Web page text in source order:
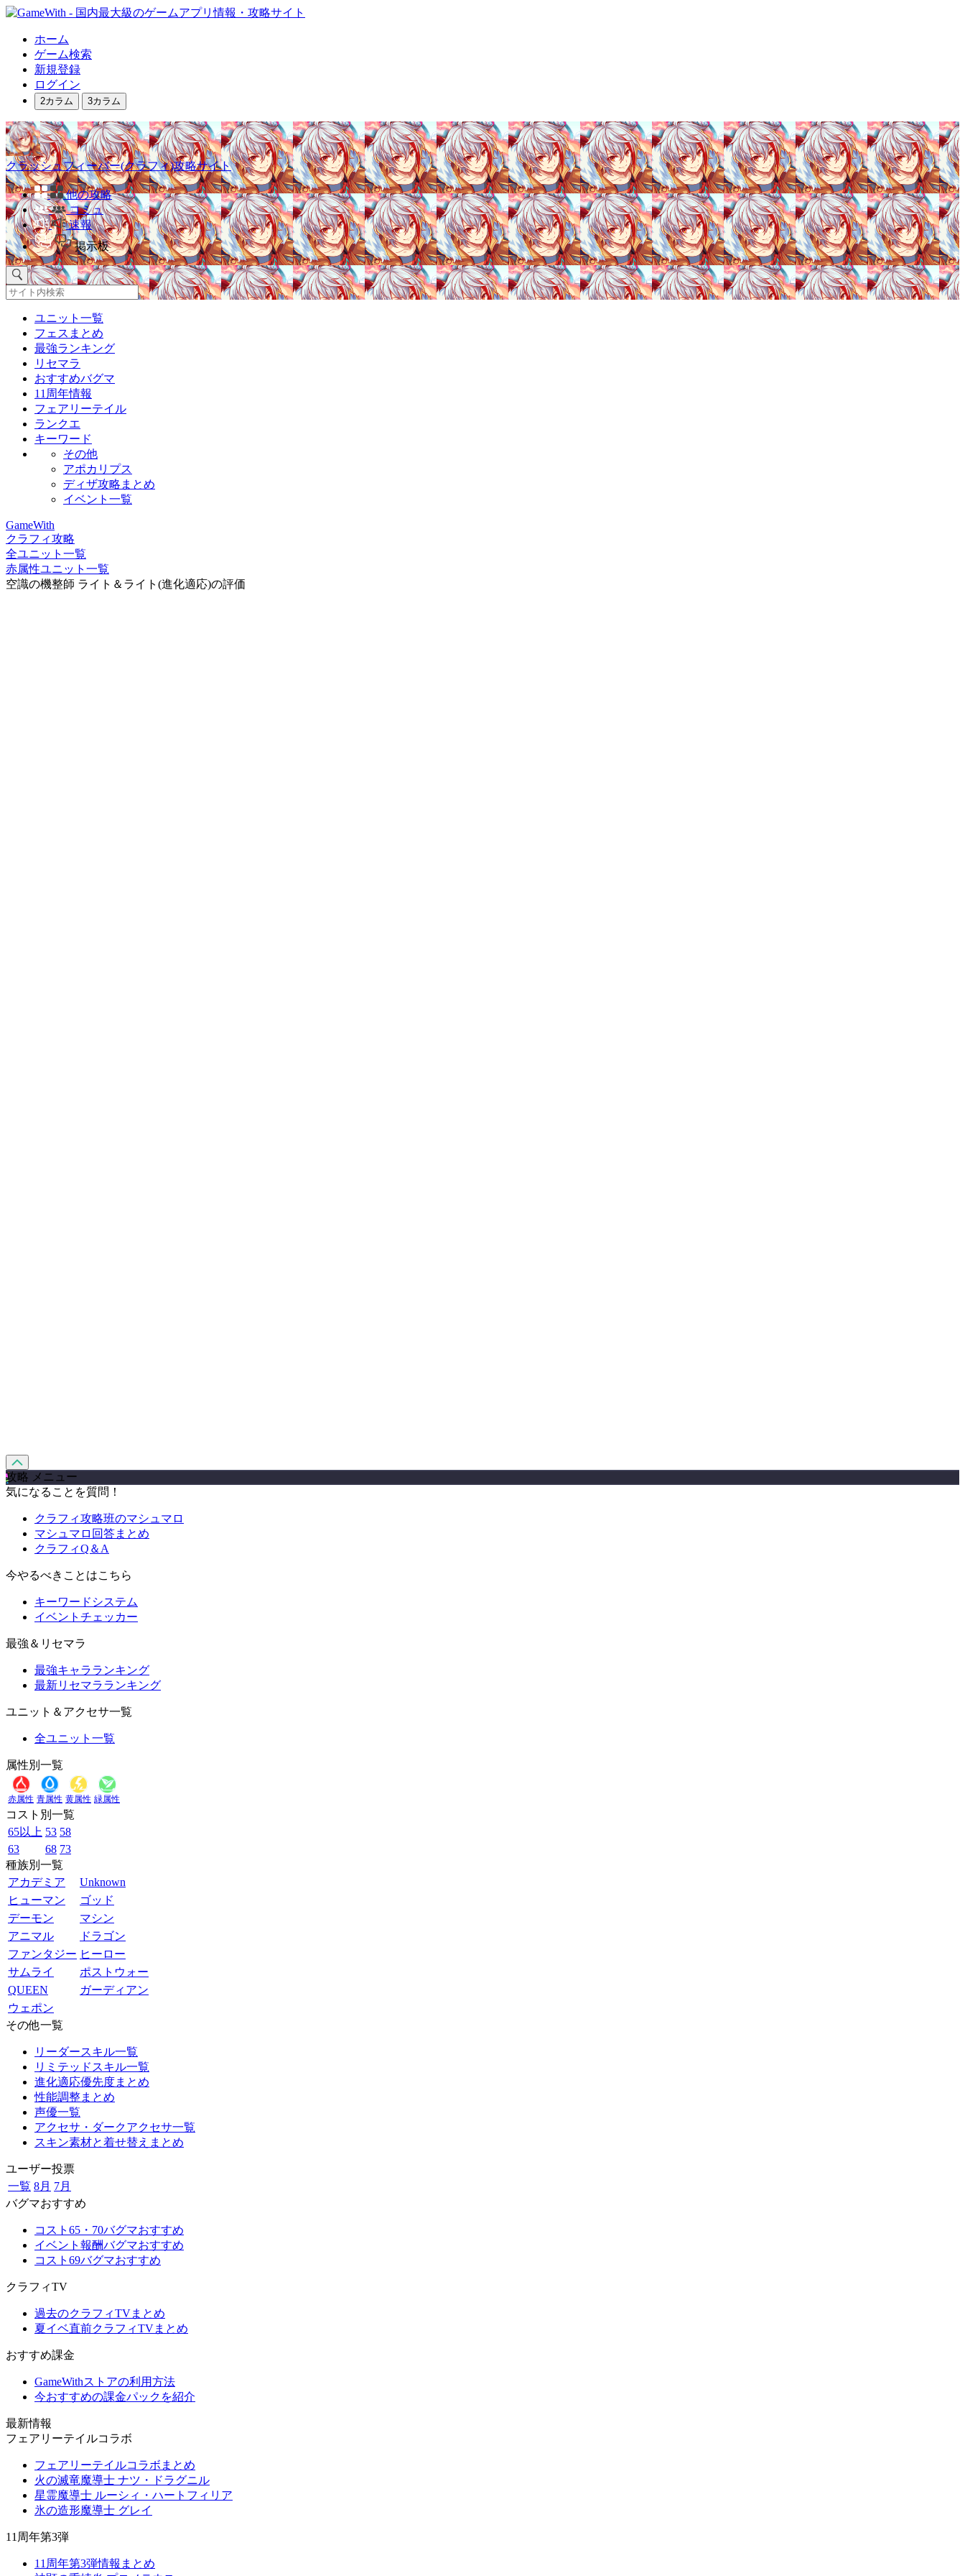
ホーム
ゲーム検索
新規登録
ログイン
2カラム 3カラム
クラッシュフィーバー(クラフィ)攻略サイト
他の攻略
コミュ
速報
掲示板
ユニット一覧
フェスまとめ
最強ランキング
リセマラ
おすすめバグマ
11周年情報
フェアリーテイル
ランクエ
キーワード
その他
アポカリプス
ディザ攻略まとめ
イベント一覧
GameWith
クラフィ攻略
全ユニット一覧
赤属性ユニット一覧
空識の機整師 ライト＆ライト(進化適応)の評価
攻略 メニュー
気になることを質問！
クラフィ攻略班のマシュマロ
マシュマロ回答まとめ
クラフィQ＆A
今やるべきことはこちら
キーワードシステム
イベントチェッカー
最強＆リセマラ
最強キャラランキング
最新リセマラランキング
ユニット＆アクセサ一覧
全ユニット一覧
属性別一覧
赤属性 青属性 黄属性 緑属性
コスト別一覧
65以上 53 58
63
68 73
種族別一覧
アカデミア
Unknown
ヒューマン
ゴッド
デーモン
マシン
アニマル
ドラゴン
ファンタジー ヒーロー
サムライ
ポストウォー
QUEEN
ガーディアン
ウェポン
その他一覧
リーダースキル一覧
リミテッドスキル一覧
進化適応優先度まとめ
性能調整まとめ
声優一覧
アクセサ・ダークアクセサ一覧
スキン素材と着せ替えまとめ
ユーザー投票
一覧 8月 7月
バグマおすすめ
コスト65・70バグマおすすめ
イベント報酬バグマおすすめ
コスト69バグマおすすめ
クラフィTV
過去のクラフィTVまとめ
夏イベ直前クラフィTVまとめ
おすすめ課金
GameWithストアの利用方法
今おすすめの課金パックを紹介
最新情報
フェアリーテイルコラボ
フェアリーテイルコラボまとめ
火の滅竜魔導士 ナツ・ドラグニル
星霊魔導士 ルーシィ・ハートフィリア
氷の造形魔導士 グレイ
11周年第3弾
11周年第3弾情報まとめ